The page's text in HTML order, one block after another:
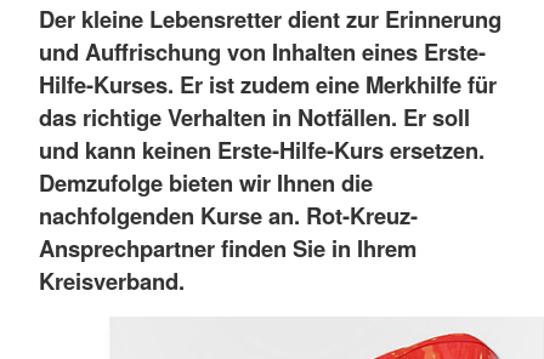
Der kleine Lebensretter dient zur Erinnerung
und Auffrischung von Inhalten eines Erste-
Hilfe-Kurses. Er ist zudem eine Merkhilfe für
das richtige Verhalten in Notfällen. Er soll
und kann keinen Erste-Hilfe-Kurs ersetzen.
Demzufolge bieten wir Ihnen die
nachfolgenden Kurse an. Rot-Kreuz-
Ansprechpartner finden Sie in Ihrem
Kreisverband.